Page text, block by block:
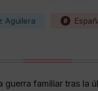
Aguilera
guerra familiar tras la